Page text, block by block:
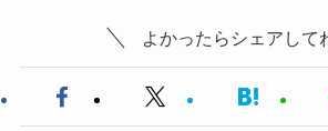
よかったらシェアして